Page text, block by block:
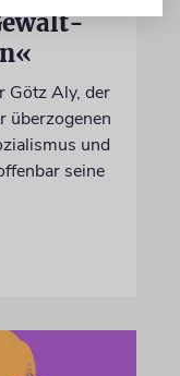
Götz Aly, der
überzogenen
und
seine